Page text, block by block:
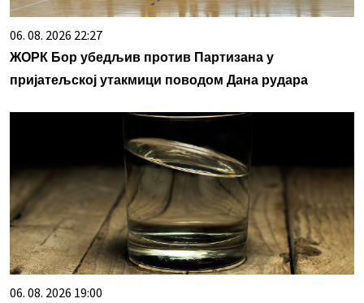
06. 08. 2026 22:27
ЖОРК Бор убедљив против Партизана у
пријатељској утакмици поводом Дана рудара
06. 08. 2026 19:00